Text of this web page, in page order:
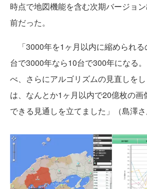
時点で地図機能を含む次期バージョ
前だった。
「3000年を1ヶ月以内に縮められる
台で3000年なら10台で300年になる
べ、さらにアルゴリズムの見直しを
は、なんとか1ヶ月以内で20億枚の
できる見通しを立てました」（島澤さ